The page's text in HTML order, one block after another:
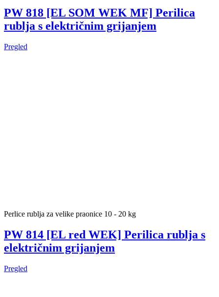
PW 818 [EL SOM WEK MF] Perilica
rublja s električnim grijanjem
Pregled
Perlice rublja za velike praonice 10 - 20 kg
PW 814 [EL red WEK] Perilica rublja s
električnim grijanjem
Pregled